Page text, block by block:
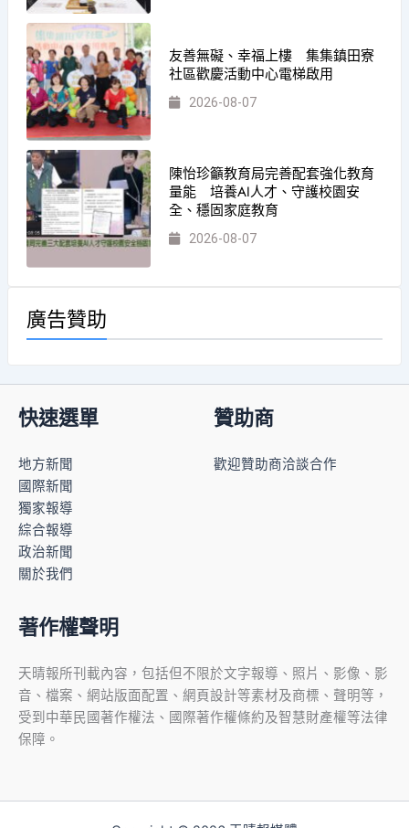
友善無礙、幸福上樓 集集鎮田寮
社區歡慶活動中心電梯啟用
2026-08-07
陳怡珍籲教育局完善配套強化教育
量能 培養AI人才、守護校園安
全、穩固家庭教育
2026-08-07
廣告贊助
快速選單
地方新聞
國際新聞
獨家報導
綜合報導
政治新聞
關於我們
贊助商
歡迎贊助商洽談合作
著作權聲明
天晴報所刊載內容，包括但不限於文字報導、照片、影像、影
音、檔案、網站版面配置、網頁設計等素材及商標、聲明等，
受到中華民國著作權法、國際著作權條約及智慧財產權等法律
保障。